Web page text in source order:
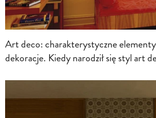
Art deco: charakterystyczne
dekoracje. Kiedy narodził się styl art